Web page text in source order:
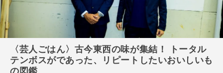
〈芸人ごはん〉古今東西の味が集結！ トータル
テンボスがであった、リピートしたいおいしいも
の図鑑